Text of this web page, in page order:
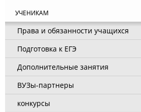
УЧЕНИКАМ
Права и обязанности учащихся
Подготовка к ЕГЭ
Дополнительные занятия
ВУЗы-партнеры
конкурсы